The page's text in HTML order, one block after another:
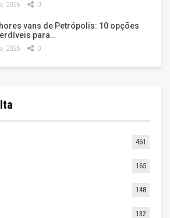
2026 0
vans de Petrópolis: 10 opções
para…
2026 0
461
165
148
132